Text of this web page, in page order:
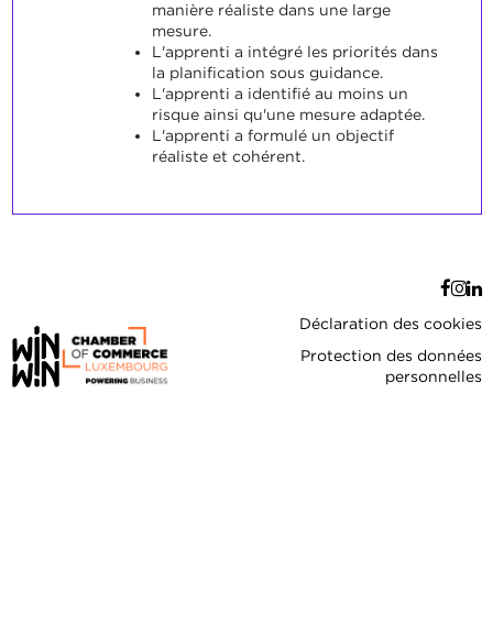
manière réaliste dans une large
mesure.
L'apprenti a intégré les priorités dans
la planification sous guidance.
L'apprenti a identifié au moins un
risque ainsi qu'une mesure adaptée.
L'apprenti a formulé un objectif
réaliste et cohérent.
Déclaration des cookies
Protection des données
personnelles